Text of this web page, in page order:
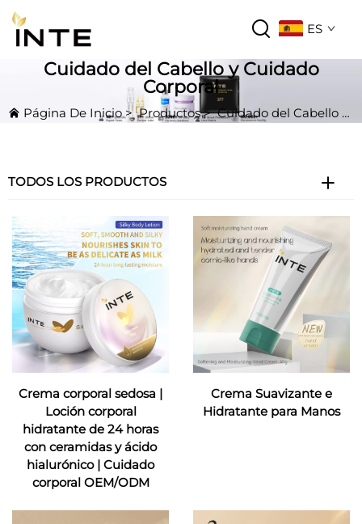
ES
Cuidado del Cabello y Cuidado
Corporal
Página De Inicio>Productos>Cuidado del Cabello y Cuidado Corporal
TODOS LOS PRODUCTOS
Crema corporal sedosa |
Loción corporal
hidratante de 24 horas
con ceramidas y ácido
hialurónico | Cuidado
corporal OEM/ODM
Crema Suavizante e
Hidratante para Manos